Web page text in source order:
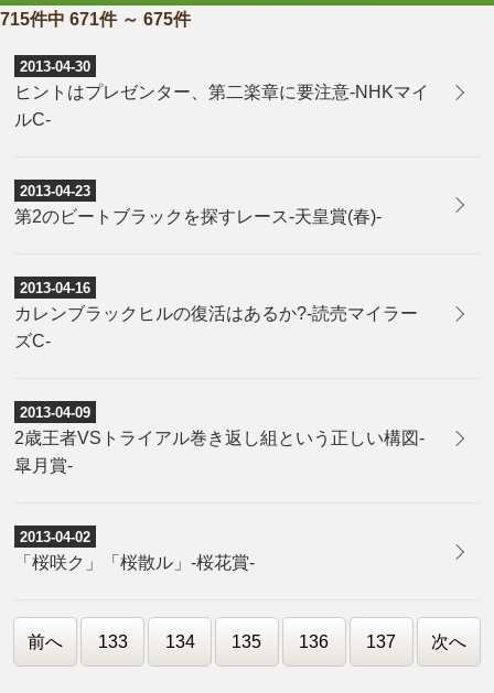
715件中 671件 ～ 675件
2013-04-30
ヒントはプレゼンター、第二楽章に要注意-NHKマイ
ルC-
2013-04-23
第2のビートブラックを探すレース-天皇賞(春)-
2013-04-16
カレンブラックヒルの復活はあるか?-読売マイラー
ズC-
2013-04-09
2歳王者VSトライアル巻き返し組という正しい構図-
皐月賞-
2013-04-02
「桜咲ク」「桜散ル」-桜花賞-
前へ 133 134 135 136 137 次へ